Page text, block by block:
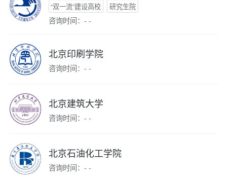
“双一流”建设高校 研究生院
咨询时间：- -
北京印刷学院
咨询时间：- -
北京建筑大学
咨询时间：- -
北京石油化工学院
咨询时间：- -